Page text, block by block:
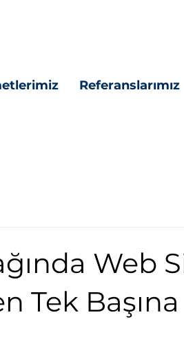
Referanslarımız
Web
Tek Başına